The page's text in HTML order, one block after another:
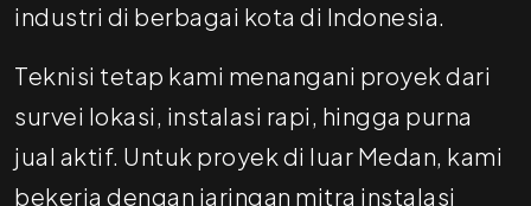
industri di berbagai kota di Indonesia.
Teknisi tetap kami menangani proyek dari
survei lokasi, instalasi rapi, hingga purna
jual aktif. Untuk proyek di luar Medan, kami
bekerja dengan jaringan mitra instalasi